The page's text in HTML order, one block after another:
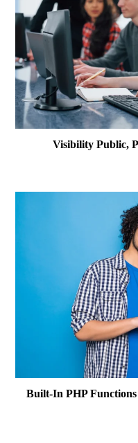
Visibility Public,
Built-In PHP